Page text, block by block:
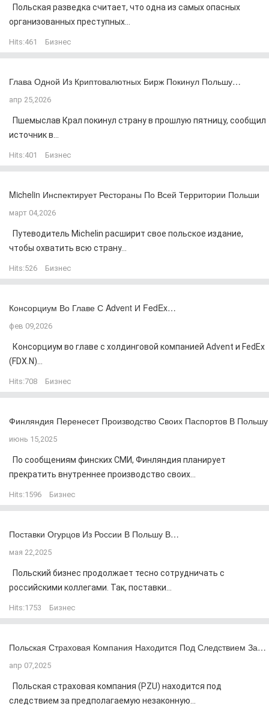
Польская разведка считает, что одна из самых опасных
организованных преступных...
Hits:461 Бизнес
Глава Одной Из Криптовалютных Бирж Покинул Польшу…
апр 25,2026
Пшемыслав Крал покинул страну в прошлую пятницу, сообщил
источник в...
Hits:401 Бизнес
Michelin Инспектирует Рестораны По Всей Территории Польши
март 04,2026
Путеводитель Michelin расширит свое польское издание,
чтобы охватить всю страну...
Hits:526 Бизнес
Консорциум Во Главе С Advent И FedEx…
фев 09,2026
Консорциум во главе с холдинговой компанией Advent и FedEx
(FDX.N)...
Hits:708 Бизнес
Финляндия Перенесет Производство Своих Паспортов В Польшу
июнь 15,2025
По сообщениям финских СМИ, Финляндия планирует
прекратить внутреннее производство своих...
Hits:1596 Бизнес
Поставки Огурцов Из России В Польшу В…
мая 22,2025
Польский бизнес продолжает тесно сотрудничать с
российскими коллегами. Так, поставки...
Hits:1753 Бизнес
Польская Страховая Компания Находится Под Следствием За…
апр 07,2025
Польская страховая компания (PZU) находится под
следствием за предполагаемую незаконную...